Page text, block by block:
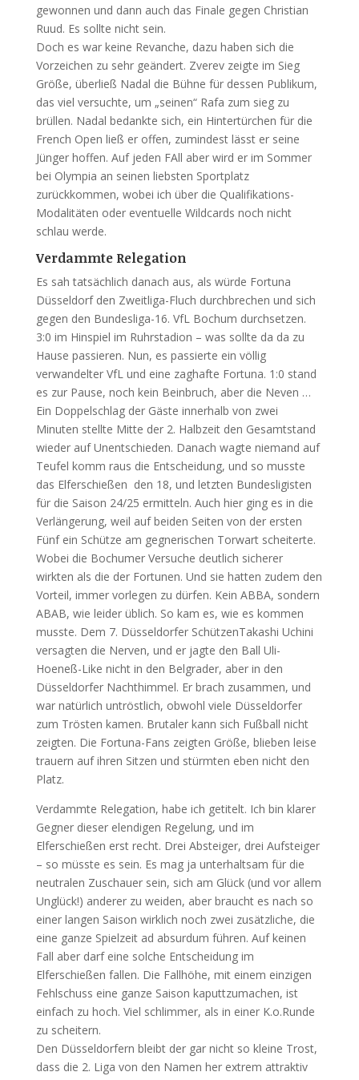
gewonnen und dann auch das Finale gegen Christian
Ruud. Es sollte nicht sein.
Doch es war keine Revanche, dazu haben sich die
Vorzeichen zu sehr geändert. Zverev zeigte im Sieg
Größe, überließ Nadal die Bühne für dessen Publikum,
das viel versuchte, um „seinen“ Rafa zum sieg zu
brüllen. Nadal bedankte sich, ein Hintertürchen für die
French Open ließ er offen, zumindest lässt er seine
Jünger hoffen. Auf jeden FAll aber wird er im Sommer
bei Olympia an seinen liebsten Sportplatz
zurückkommen, wobei ich über die Qualifikations-
Modalitäten oder eventuelle Wildcards noch nicht
schlau werde.
Verdammte Relegation
Es sah tatsächlich danach aus, als würde Fortuna
Düsseldorf den Zweitliga-Fluch durchbrechen und sich
gegen den Bundesliga-16. VfL Bochum durchsetzen.
3:0 im Hinspiel im Ruhrstadion – was sollte da da zu
Hause passieren. Nun, es passierte ein völlig
verwandelter VfL und eine zaghafte Fortuna. 1:0 stand
es zur Pause, noch kein Beinbruch, aber die Neven …
Ein Doppelschlag der Gäste innerhalb von zwei
Minuten stellte Mitte der 2. Halbzeit den Gesamtstand
wieder auf Unentschieden. Danach wagte niemand auf
Teufel komm raus die Entscheidung, und so musste
das Elferschießen den 18, und letzten Bundesligisten
für die Saison 24/25 ermitteln. Auch hier ging es in die
Verlängerung, weil auf beiden Seiten von der ersten
Fünf ein Schütze am gegnerischen Torwart scheiterte.
Wobei die Bochumer Versuche deutlich sicherer
wirkten als die der Fortunen. Und sie hatten zudem den
Vorteil, immer vorlegen zu dürfen. Kein ABBA, sondern
ABAB, wie leider üblich. So kam es, wie es kommen
musste. Dem 7. Düsseldorfer SchützenTakashi Uchini
versagten die Nerven, und er jagte den Ball Uli-
Hoeneß-Like nicht in den Belgrader, aber in den
Düsseldorfer Nachthimmel. Er brach zusammen, und
war natürlich untröstlich, obwohl viele Düsseldorfer
zum Trösten kamen. Brutaler kann sich Fußball nicht
zeigten. Die Fortuna-Fans zeigten Größe, blieben leise
trauern auf ihren Sitzen und stürmten eben nicht den
Platz.
Verdammte Relegation, habe ich getitelt. Ich bin klarer
Gegner dieser elendigen Regelung, und im
Elferschießen erst recht. Drei Absteiger, drei Aufsteiger
– so müsste es sein. Es mag ja unterhaltsam für die
neutralen Zuschauer sein, sich am Glück (und vor allem
Unglück!) anderer zu weiden, aber braucht es nach so
einer langen Saison wirklich noch zwei zusätzliche, die
eine ganze Spielzeit ad absurdum führen. Auf keinen
Fall aber darf eine solche Entscheidung im
Elferschießen fallen. Die Fallhöhe, mit einem einzigen
Fehlschuss eine ganze Saison kaputtzumachen, ist
einfach zu hoch. Viel schlimmer, als in einer K.o.Runde
zu scheitern.
Den Düsseldorfern bleibt der gar nicht so kleine Trost,
dass die 2. Liga von den Namen her extrem attraktiv